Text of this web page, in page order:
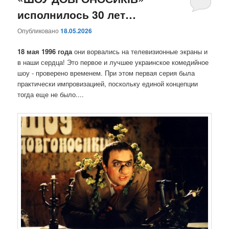
содержимому
содержимому
исполнилось 30 лет…
Опубликовано18.05.2026
18 мая 1996 годаони ворвались на телевизионные экраны и
в наши сердца! Это первое и лучшее украинское комедийное
шоу - проверено временем. При этом первая серия была
практически импровизацией, поскольку единой концепции
тогда еще не было....